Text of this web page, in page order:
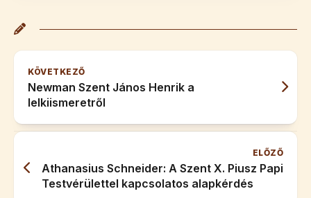
KÖVETKEZŐ
Newman Szent János Henrik a
lelkiismeretről
ELŐZŐ
Athanasius Schneider: A Szent X. Piusz Papi
Testvérülettel kapcsolatos alapkérdés